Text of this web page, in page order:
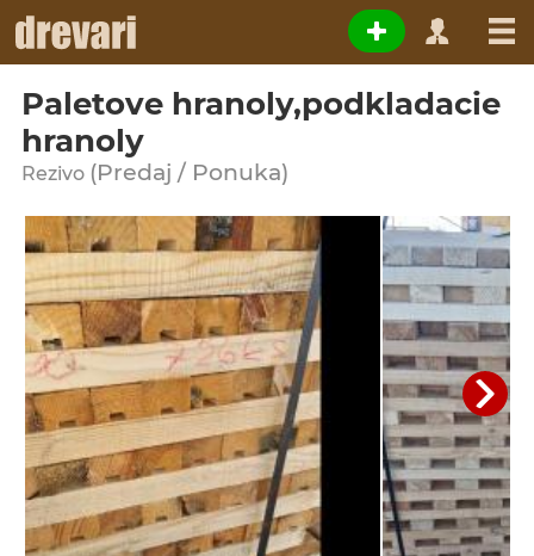
Paletove hranoly,podkladacie
hranoly
Rezivo (Predaj / Ponuka)